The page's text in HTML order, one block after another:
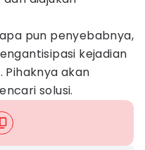
pun penyebabnya,
kejadian
Pihaknya akan
solusi.